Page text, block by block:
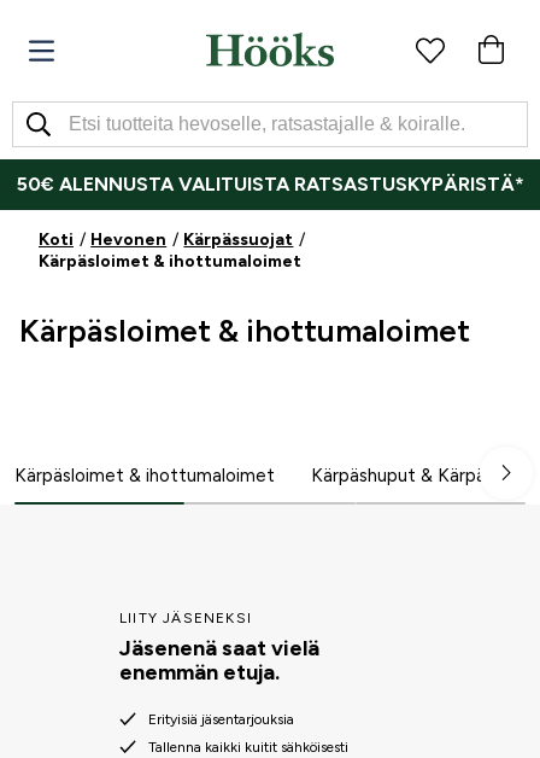
50€ ALENNUSTA VALITUISTA RATSASTUSKYPÄRISTÄ*
Koti Hevonen
Kärpässuojat
​Kärpäsloimet & ihottumaloimet
​Kärpäsloimet & ihottumaloimet
​Kärpäsloimet & ihottumaloimet Kärpäshuput &
LIITY JÄSENEKSI
Jäsenenä saat vielä
enemmän etuja.
Erityisiä jäsentarjouksia
Tallenna kaikki kuitit sähköisesti